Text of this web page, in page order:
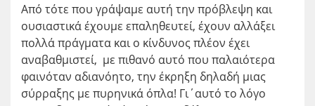
Από τότε που γράψαμε αυτή την πρόβλεψη και
ουσιαστικά έχουμε επαληθευτεί, έχουν αλλάξει
πολλά πράγματα και ο κίνδυνος πλέον έχει
αναβαθμιστεί, με πιθανό αυτό που παλαιότερα
φαινόταν αδιανόητο, την έκρηξη δηλαδή μιας
σύρραξης με πυρηνικά όπλα! Γι΄αυτό το λόγο